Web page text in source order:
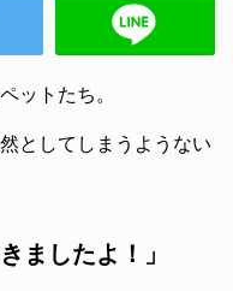
ットたち。
としてしまうようない
ましたよ！」